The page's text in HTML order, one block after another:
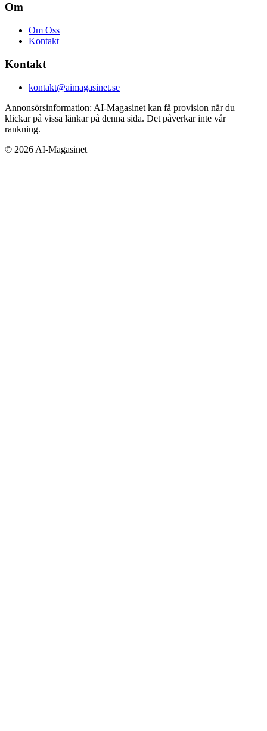
Om
Om Oss
Kontakt
Kontakt
kontakt@aimagasinet.se
Annonsörsinformation: AI-Magasinet kan få provision när du
klickar på vissa länkar på denna sida. Det påverkar inte vår
rankning.
© 2026 AI-Magasinet